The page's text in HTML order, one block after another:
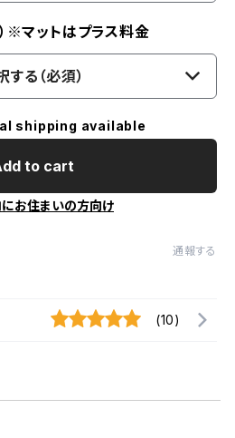
※マットはプラス料金
する（必須）
shipping available
to cart
お住まいの方向け
通報する
(10)